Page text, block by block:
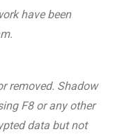
have been
removed. Shadow
F8 or any other
data but not